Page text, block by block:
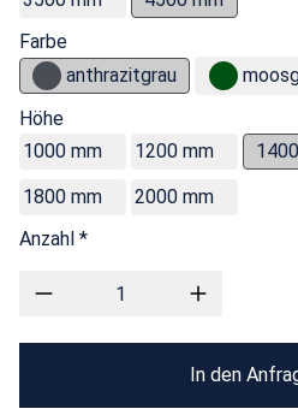
Farbe
anthrazitgrau
Höhe
1000 mm
1200 mm
1800 mm
2000 mm
Anzahl *
In den